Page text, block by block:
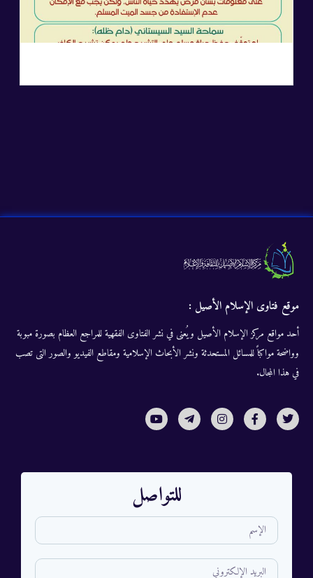
موقع فتاوى الإسلام الأصيل :
أحد مواقع مركز الإسلام الأصيل ويُعنى في نشر الفتاوى الفقهية للمراجع العظام بصورة مبوبة
وواضحة مواكباً للمسائل المستحدثة ونشر الأبحاث الإسلامية ومقاطع الفيديو والصور التى تصب
في هذا المجال.
للتواصل